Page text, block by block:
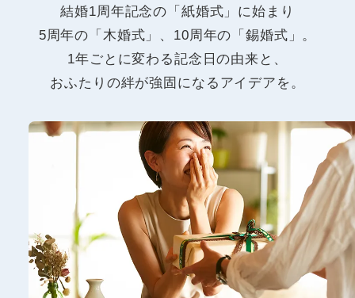
結婚1周年記念の「紙婚式」に始まり
5周年の「木婚式」、10周年の「錫婚式」。
1年ごとに変わる記念日の由来と、
おふたりの絆が強固になるアイデアを。